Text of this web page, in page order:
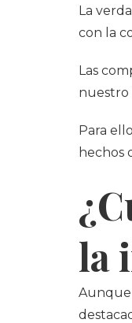
La
con la
Las
nuestro
Para
hechos
la
Aunque